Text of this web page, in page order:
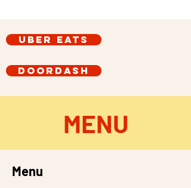
DoorDash
Uber Eats
MENU
Menu